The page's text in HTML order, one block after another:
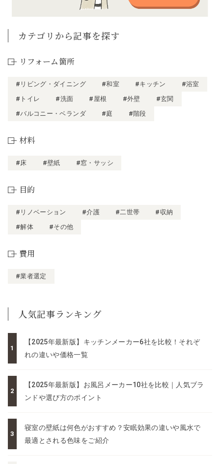
カテゴリから記事を探す
リフォーム箇所
#リビング・ダイニング #和室 #キッチン
#浴室
#トイレ
#洗面 #屋根 #外壁
#玄関
#バルコニー・ベランダ
#庭 #階段
材料
#床 #壁紙 #窓・サッシ
目的
#リノベーション #介護 #二世帯
#収納
#解体
#その他
費用
#業者選定
人気記事ランキング
【2025年最新版】キッチンメーカー6社を比較！それぞ
れの違いや価格一覧
【2025年最新版】お風呂メーカー10社を比較｜人気ブラ
ンドや選び方のポイント
寝室の壁紙は何色がおすすめ？安眠効果の違いや風水で
最適とされる色味をご紹介